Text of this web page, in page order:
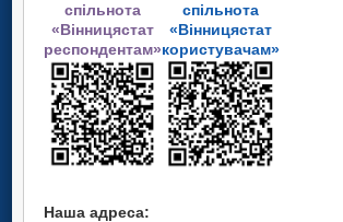
спільнота
«Вінницястат
респондентам»
спільнота
«Вінницястат
користувачам»
Наша адреса: